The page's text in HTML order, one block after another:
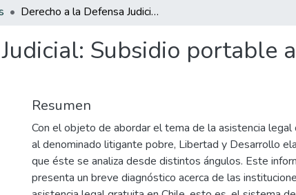
Derecho a la Defensa Judicial: Subsidio portable al litigante de escasos recursos
Subsidio portable
Resumen
Con el objeto de abordar el tema de la asistencia
al denominado litigante pobre, Libertad y Desarrollo
que éste se analiza desde distintos ángulos. Este
presenta un breve diagnóstico acerca de las